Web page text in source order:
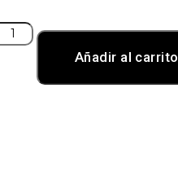
Añadir al carrito